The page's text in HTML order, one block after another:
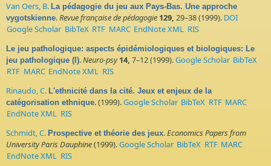
Van Oers, B. La pédagogie du jeu aux Pays-Bas. Une approche
vygotskienne.Revue française de pédagogie 129, 29–38 (1999). DOI
Google Scholar BibTeX RTF MARC EndNote XML RIS
Le jeu pathologique: aspects épidémiologiques et biologiques: Le
jeu pathologique (I).Neuro-psy 14, 7–12 (1999).Google Scholar BibTeX
RTF MARC EndNote XML RIS
Rinaudo, C. L'ethnicité dans la cité. Jeux et enjeux de la
catégorisation ethnique. (1999).Google Scholar BibTeX RTF MARC
EndNote XML RIS
Schmidt, C. Prospective et théorie des jeux.Economics Papers from
University Paris Dauphine(1999).Google Scholar BibTeX RTF MARC
EndNote XML RIS